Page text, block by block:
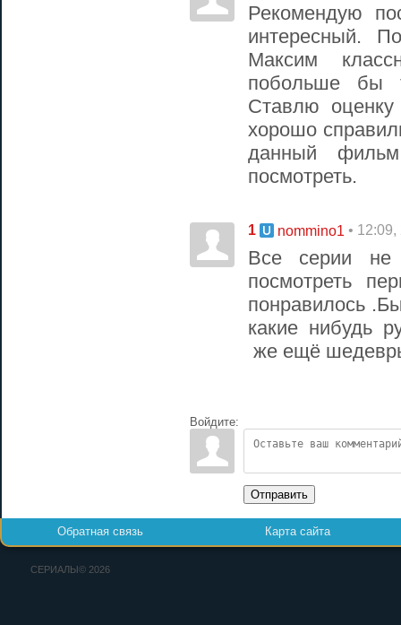
Рекомендую
интересный.
Максим
побольше бы
Ставлю
хорошо
данный
посмотреть.
1 nommino1 •
Все серии не
посмотреть
понравилось
какие нибудь
же ещё
Войдите:
Отправить
Обратная связь Карта сайта
СЕРИАЛЫ© 2026